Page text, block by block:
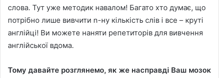
слова. Тут уже методик навалом! Багато хто думає, що
потрібно лише вивчити n-ну кількість слів і все – круті
англійці! Ви можете наняти репетиторів для вивчення
англійської вдома.
Тому давайте розглянемо, як же насправді Ваш мозок